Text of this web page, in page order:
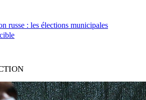
russe : les élections municipales